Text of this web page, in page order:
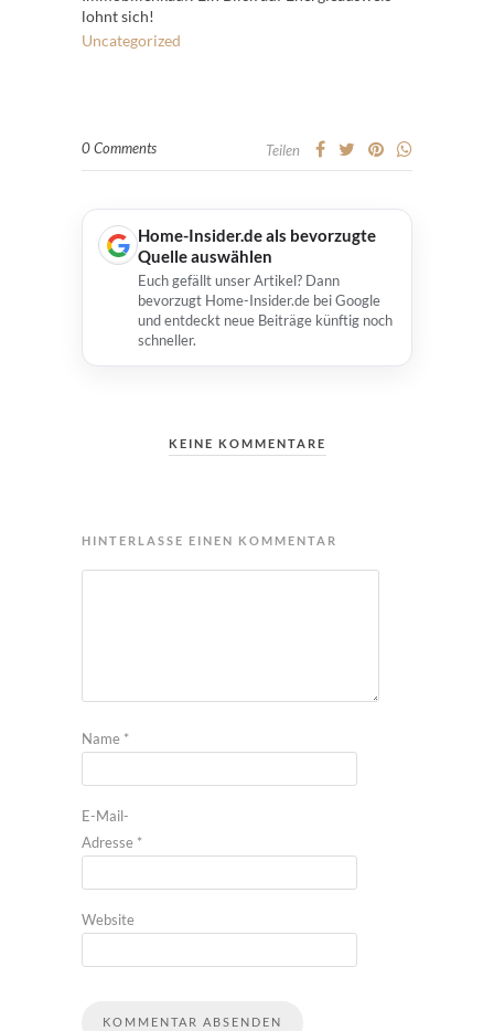
lohnt sich!
Uncategorized
0 Comments Teilen
Home-Insider.de als bevorzugte
Quelle auswählen
Euch gefällt unser Artikel? Dann
bevorzugt Home-Insider.de bei Google
und entdeckt neue Beiträge künftig noch
schneller.
KEINE KOMMENTARE
HINTERLASSE EINEN KOMMENTAR
Name *
E-Mail-
Adresse *
Website